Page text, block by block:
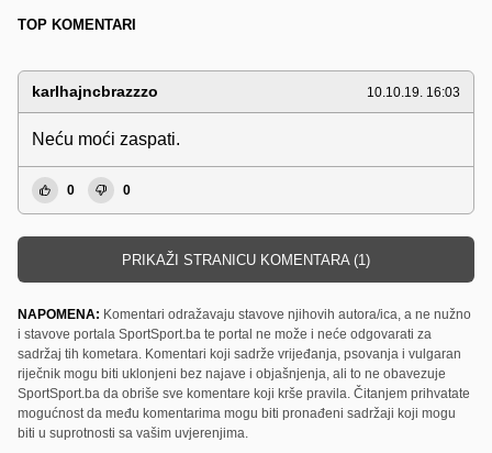
TOP KOMENTARI
karlhajncbrazzzo 10.10.19. 16:03
Neću moći zaspati.
0 0
PRIKAŽI STRANICU KOMENTARA (1)
NAPOMENA: Komentari odražavaju stavove njihovih autora/ica, a ne nužno
i stavove portala SportSport.ba te portal ne može i neće odgovarati za
sadržaj tih kometara. Komentari koji sadrže vrijeđanja, psovanja i vulgaran
riječnik mogu biti uklonjeni bez najave i objašnjenja, ali to ne obavezuje
SportSport.ba da obriše sve komentare koji krše pravila. Čitanjem prihvatate
mogućnost da među komentarima mogu biti pronađeni sadržaji koji mogu
biti u suprotnosti sa vašim uvjerenjima.